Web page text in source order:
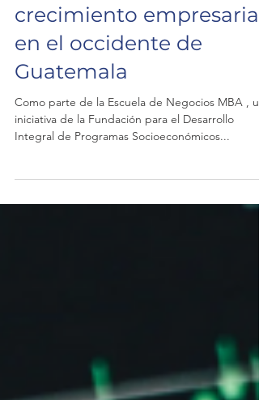
Impulsando el
crecimiento empresarial
en el occidente de
Guatemala
Como parte de la Escuela de Negocios MBA ,